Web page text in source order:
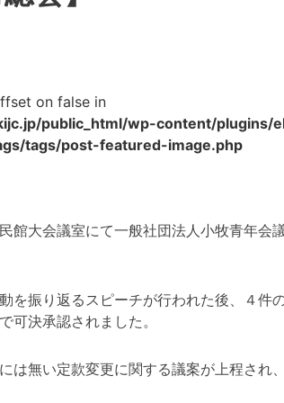
on false in
public_html/wp-content/plugins/
tags/post-featured-image.php
館大会議室にて一般社団法人小牧青年会
を振り返るスピーチが行われた後、４件
可決承認されました。
は無い定款変更に関する議案が上程され